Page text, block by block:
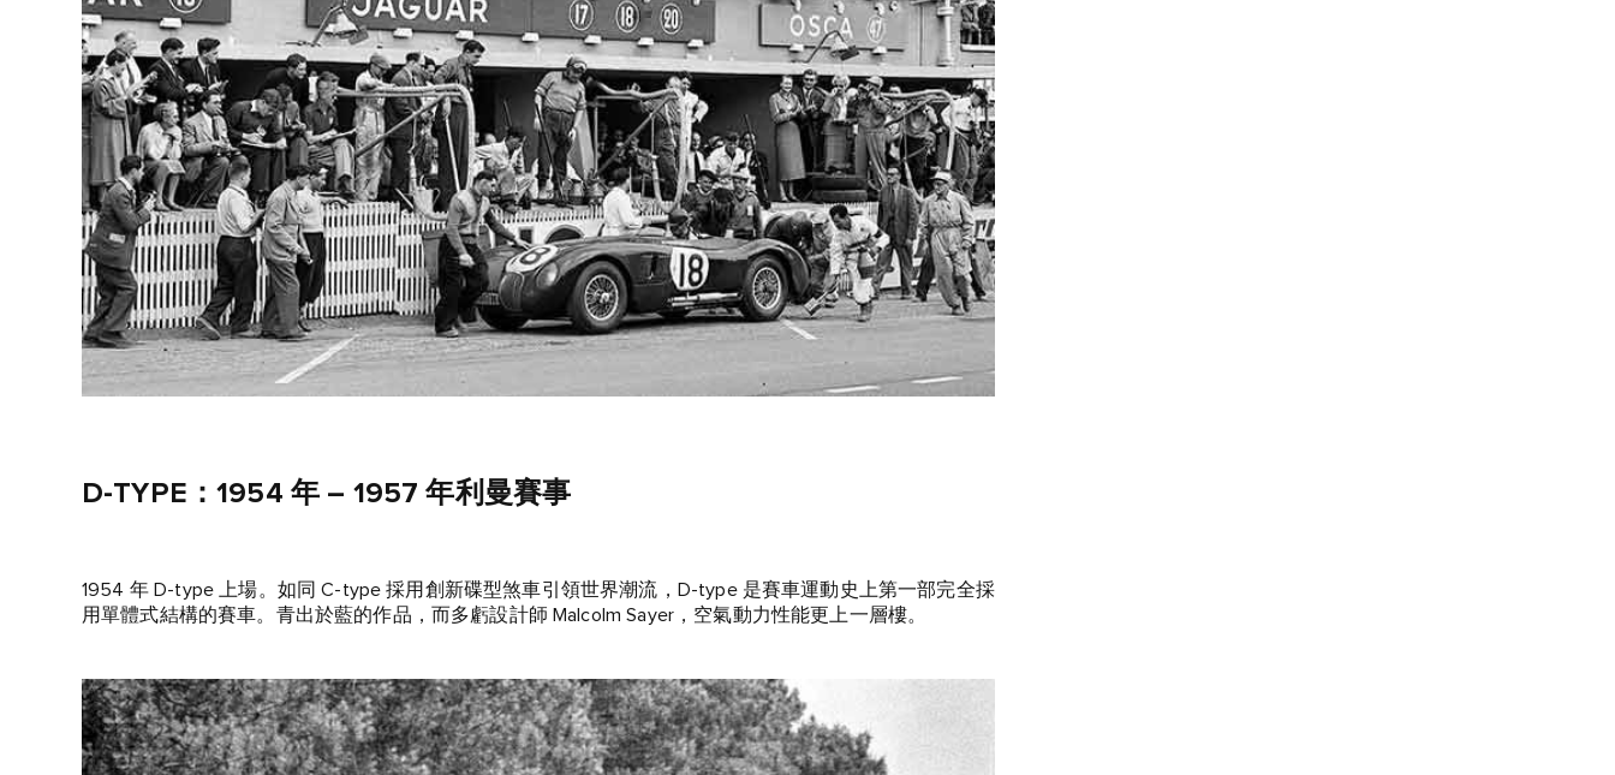
D‑TYPE：1954 年 – 1957 年利曼賽事
1954 年 D‑type 上場。如同 C-type 採用創新碟型煞車引領世界潮流，D‑type 是賽車運動史上第一部完全採
用單體式結構的賽車。青出於藍的作品，而多虧設計師 Malcolm Sayer，空氣動力性能更上一層樓。